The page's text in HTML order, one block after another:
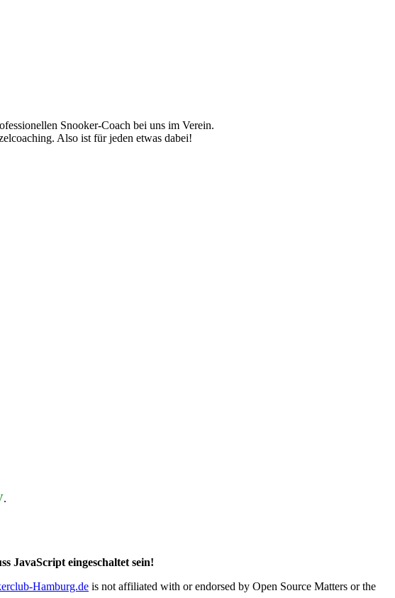
Snooker-Coach bei uns im Verein.
Also ist für jeden etwas dabei!
.
JavaScript eingeschaltet sein!
Hamburg.de is not affiliated with or endorsed by Open Source Matters or the